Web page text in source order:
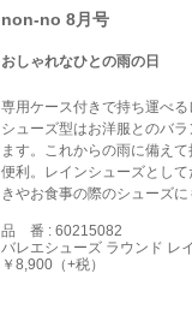
non-no 8月号
おしゃれなひとの雨の日
専用ケース付きで持ち運べ
シューズ型はお洋服とのバ
ます。これからの雨に備え
便利。レインシューズとし
きやお食事の際のシューズに
品 番 : 60215082
バレエシューズ ラウンド レ
￥8,900（+税）